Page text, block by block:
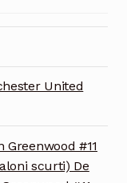
United
#11
scurti) De